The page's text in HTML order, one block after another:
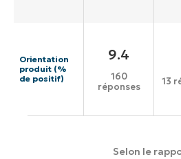
Orientation
produit (%
de positif)
9.4
160
réponses
13
Selon le